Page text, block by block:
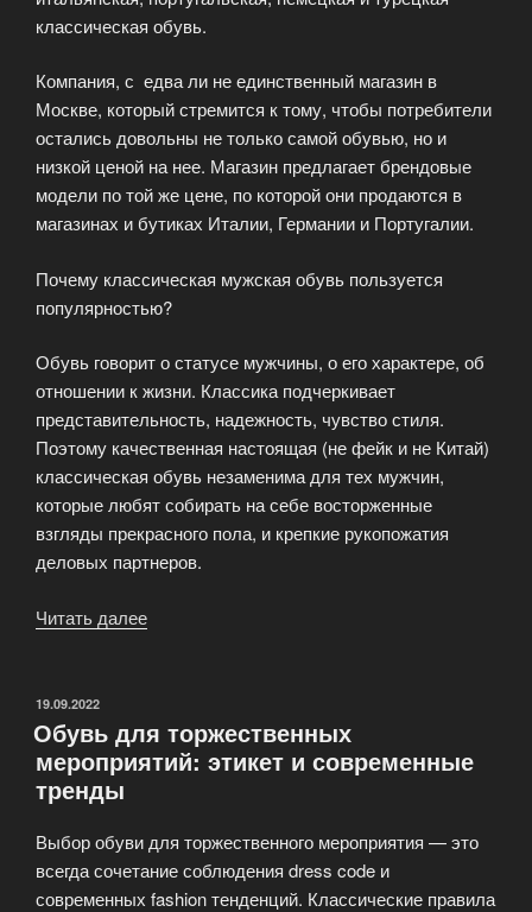
классическая обувь.
Компания, с едва ли не единственный магазин в
Москве, который стремится к тому, чтобы потребители
остались довольны не только самой обувью, но и
низкой ценой на нее. Магазин предлагает брендовые
модели по той же цене, по которой они продаются в
магазинах и бутиках Италии, Германии и Португалии.
Почему классическая мужская обувь пользуется
популярностью?
Обувь говорит о статусе мужчины, о его характере, об
отношении к жизни. Классика подчеркивает
представительность, надежность, чувство стиля.
Поэтому качественная настоящая (не фейк и не Китай)
классическая обувь незаменима для тех мужчин,
которые любят собирать на себе восторженные
взгляды прекрасного пола, и крепкие рукопожатия
деловых партнеров.
Читать далее
Португалии,
Турции
ОПУБЛИКОВАНО
19.09.2022
Обувь для торжественных
мероприятий: этикет и современные
тренды
Выбор обуви для торжественного мероприятия — это
всегда сочетание соблюдения dress code и
современных fashion тенденций. Классические правила